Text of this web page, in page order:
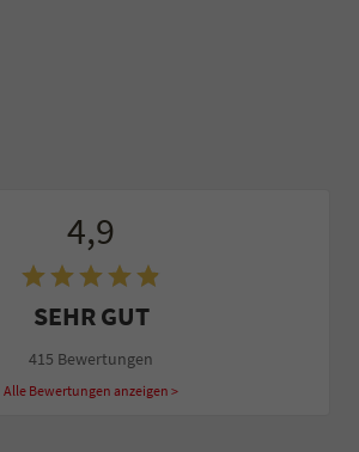
4,9
SEHR GUT
415 Bewertungen
Alle Bewertungen anzeigen >